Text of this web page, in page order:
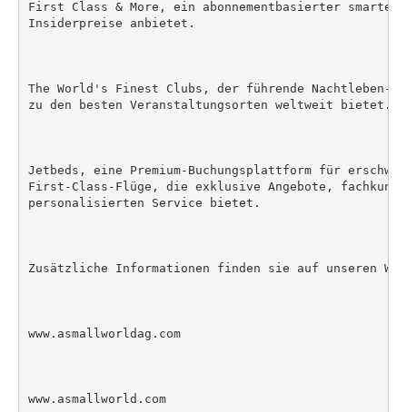
First Class & More, ein abonnementbasierter
Insiderpreise anbietet.
The World's Finest Clubs, der führende Nachtleben-
zu den besten Veranstaltungsorten weltweit bietet.
Jetbeds, eine Premium-Buchungsplattform für
First-Class-Flüge, die exklusive Angebote,
personalisierten Service bietet.
Zusätzliche Informationen finden sie auf unseren
www.asmallworldag.com
www.asmallworld.com